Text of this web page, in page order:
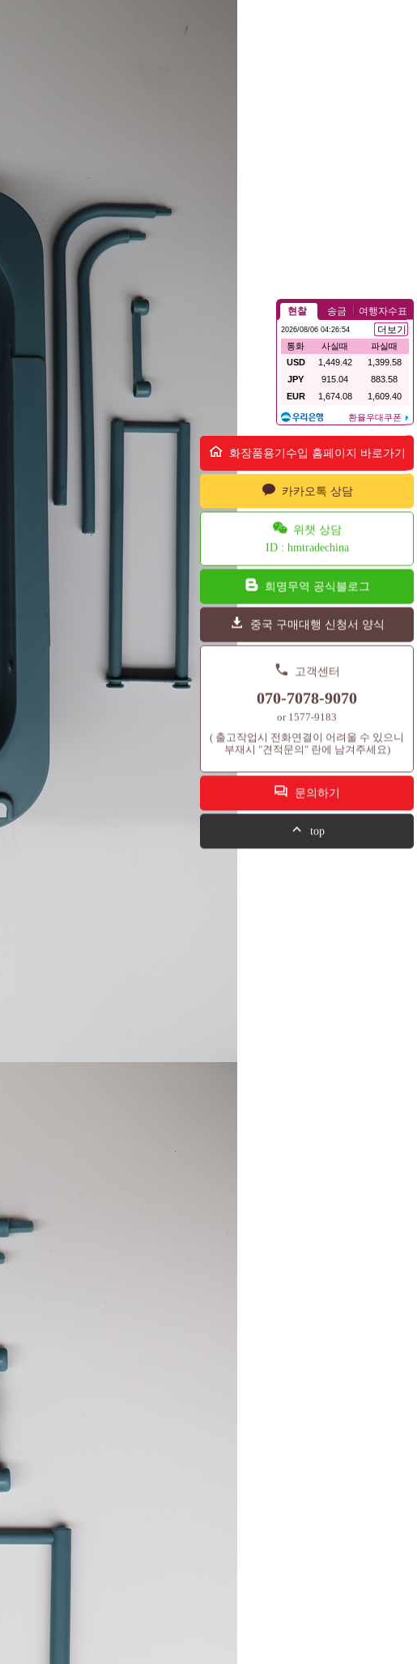
화장품용기수입 홈페이지 바로가기
카카오톡 상담
위챗 상담
ID : hmtradechina
희명무역 공식블로그
중국 구매대행 신청서 양식
고객센터
070-7078-9070
or 1577-9183
( 출고작업시 전화연결이 어려울 수 있으니
부재시 "견적문의" 란에 남겨주세요)
문의하기
top